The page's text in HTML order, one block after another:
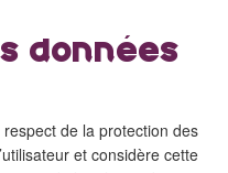
données
respect de la protection des
et considère cette